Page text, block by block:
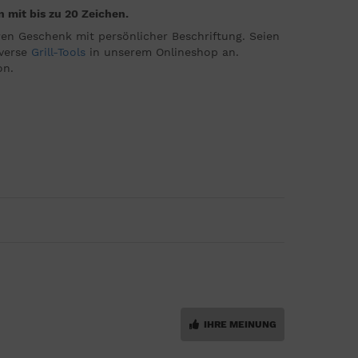
mit bis zu 20 Zeichen.
Geschenk mit persönlicher Beschriftung. Seien
Grill-Tools in unserem Onlineshop an.
IHRE MEINUNG